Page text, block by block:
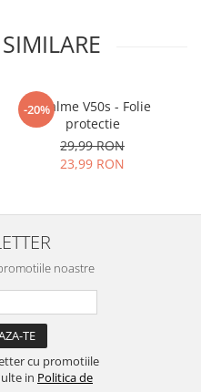
folosit in
cu totii, ci
flexibil.
caNU SE
de cioburi
rezistenta la
ci si
ecranul!
9H la
-20%
Realme V50s - Folie
protectie
29,99 RON
23,99 RON
noastre
cu promotiile
in Politica de